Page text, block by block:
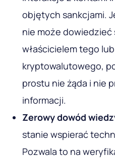
objętych sankcjami.
nie może dowiedzieć
właścicielem tego
kryptowalutowego,
prostu nie żąda i nie
informacji.
Zerowy dowód
stanie wspierać
Pozwala to na